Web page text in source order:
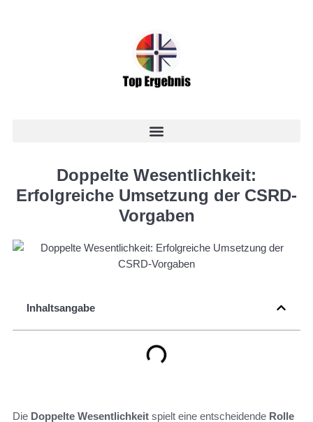
Doppelte Wesentlichkeit:
Erfolgreiche Umsetzung der CSRD-
Vorgaben
Inhaltsangabe
Die Doppelte Wesentlichkeit spielt eine entscheidende Rolle